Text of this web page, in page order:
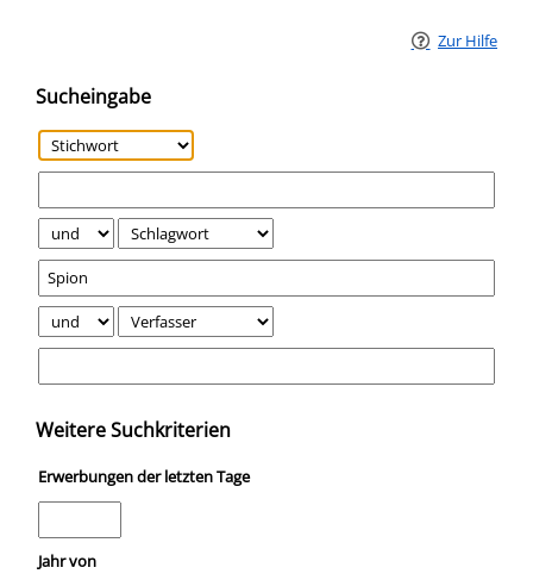
Zur Hilfe
Sucheingabe
Weitere Suchkriterien
Erwerbungen der letzten Tage
Jahr von